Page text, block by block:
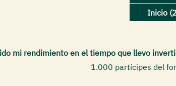
Inicio
mi rendimiento en el tiempo que llevo
1.000 partícipes del